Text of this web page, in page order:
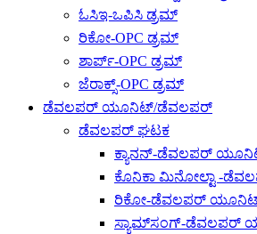
ಓಸಿಇ-ಒಪಿಸಿ ಡ್ರಮ್
ರಿಕೋ-OPC ಡ್ರಮ್
ಶಾರ್ಪ್-OPC ಡ್ರಮ್
ಜೆರಾಕ್ಸ್-OPC ಡ್ರಮ್
ಡೆವಲಪರ್ ಯೂನಿಟ್/ಡೆವಲಪರ್
ಡೆವಲಪರ್ ಘಟಕ
ಕ್ಯಾನನ್-ಡೆವಲಪರ್
ಕೊನಿಕಾ ಮಿನೋಲ್ಟಾ -
ರಿಕೋ-ಡೆವಲಪರ್
ಸ್ಯಾಮ್‌ಸಂಗ್-ಡೆವಲಪರ್